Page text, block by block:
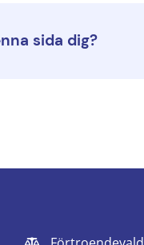
sida dig?